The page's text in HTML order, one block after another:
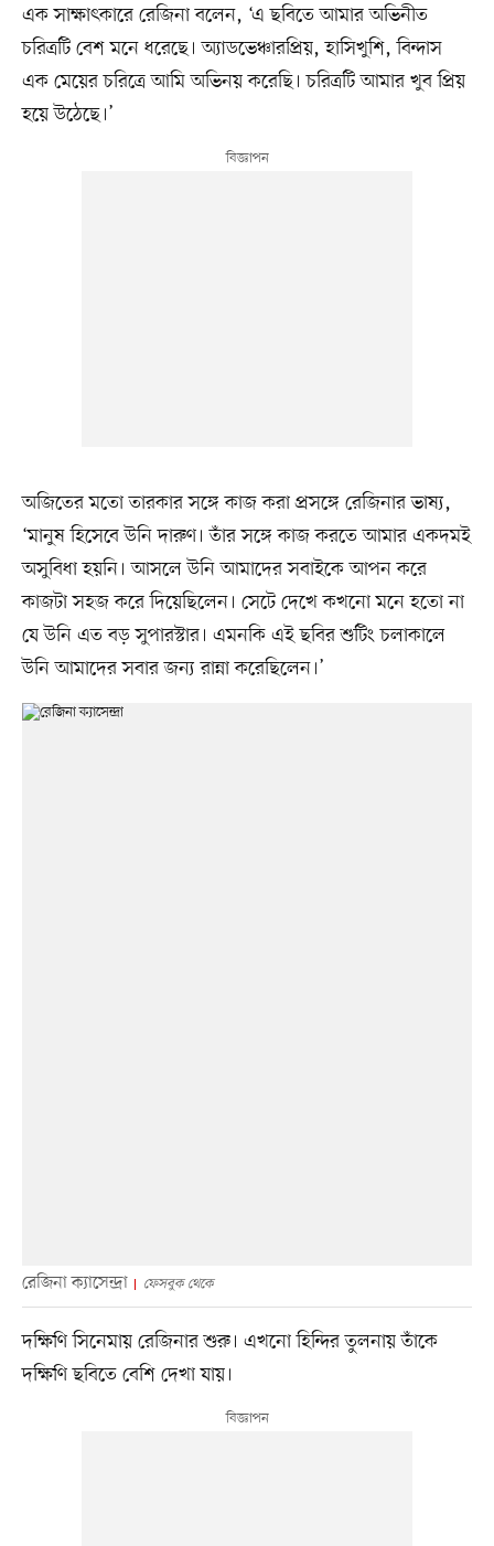
এক সাক্ষাৎকারে রেজিনা বলেন, ‘এ ছবিতে আমার অভিনীত
চরিত্রটি বেশ মনে ধরেছে। অ্যাডভেঞ্চারপ্রিয়, হাসিখুশি, বিন্দাস
এক মেয়ের চরিত্রে আমি অভিনয় করেছি। চরিত্রটি আমার খুব প্রিয়
হয়ে উঠেছে।’
অজিতের মতো তারকার সঙ্গে কাজ করা প্রসঙ্গে রেজিনার ভাষ্য,
‘মানুষ হিসেবে উনি দারুণ। তাঁর সঙ্গে কাজ করতে আমার একদমই
অসুবিধা হয়নি। আসলে উনি আমাদের সবাইকে আপন করে
কাজটা সহজ করে দিয়েছিলেন। সেটে দেখে কখনো মনে হতো না
যে উনি এত বড় সুপারস্টার। এমনকি এই ছবির শুটিং চলাকালে
উনি আমাদের সবার জন্য রান্না করেছিলেন।’
রেজিনা ক্যাসেন্দ্রা ফেসবুক থেকে
দক্ষিণি সিনেমায় রেজিনার শুরু। এখনো হিন্দির তুলনায় তাঁকে
দক্ষিণি ছবিতে বেশি দেখা যায়।